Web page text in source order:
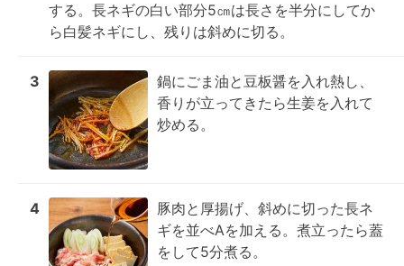
する。長ネギの白い部分5㎝は長さを半分にしてか
ら白髪ネギにし、残りは斜めに切る。
3
鍋にごま油と豆板醤を入れ熱し、
香りが立ってきたら生姜を入れて
炒める。
4
豚肉と厚揚げ、斜めに切った長ネ
ギを並べAを加える。煮立ったら蓋
をして5分煮る。